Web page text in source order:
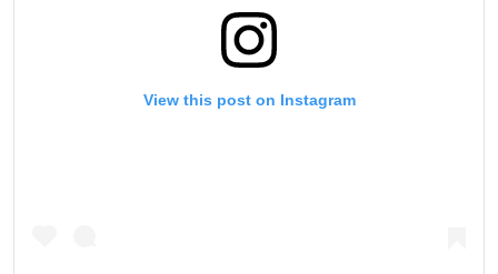
View this post on Instagram